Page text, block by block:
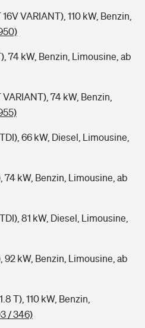
VARIANT), 110 kW, Benzin,
74 kW, Benzin, Limousine, ab
74 kW, Benzin,
66 kW, Diesel, Limousine,
74 kW, Benzin, Limousine, ab
81 kW, Diesel, Limousine,
92 kW, Benzin, Limousine, ab
T), 110 kW, Benzin,
/ 346)